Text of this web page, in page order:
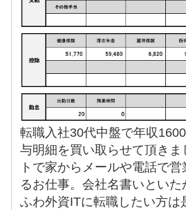
転職入社30代中盤で年収
与明細を買い取らせて頂き
トで家からメールや電話で
るお仕事。会社名書いとい
ふわ外資ITに転職したい方は